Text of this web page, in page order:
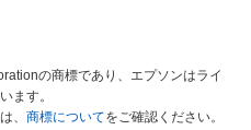
の商標であり、エプソンはライ
ます。
、 商標についてをご確認ください。